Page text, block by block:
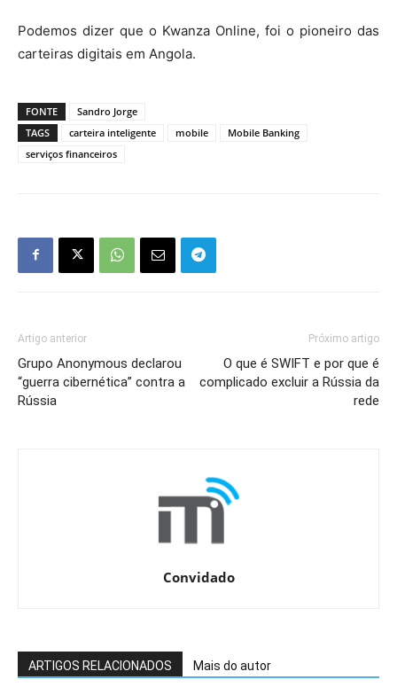
Podemos dizer que o Kwanza Online, foi o pioneiro das
carteiras digitais em Angola.
FONTE
Sandro Jorge
TAGS
carteira inteligente mobile
Mobile Banking
serviços financeiros
Artigo anterior
Grupo Anonymous declarou
“guerra cibernética” contra a
Rússia
Próximo artigo
O que é SWIFT e por que é
complicado excluir a Rússia da
rede
Convidado
ARTIGOS RELACIONADOS Mais do autor